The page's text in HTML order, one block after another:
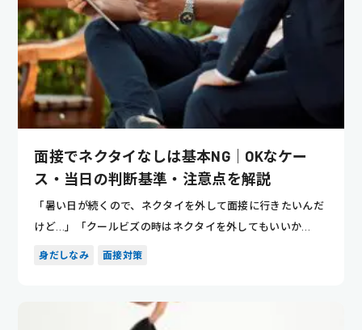
面接でネクタイなしは基本NG｜OKなケー
ス・当日の判断基準・注意点を解説
「暑い日が続くので、ネクタイを外して面接に行きたいんだ
けど…」「クールビズの時はネクタイを外してもいいか
な？」 このよう...
身だしなみ 面接対策